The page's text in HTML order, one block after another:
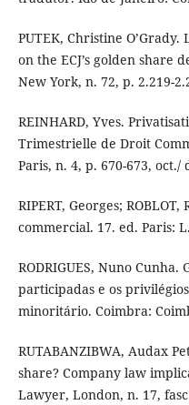
PUTEK, Christine
on the ECJ’s golden share
New York, n. 72, p. 2.219-
REINHARD, Yves.
Trimestrielle de Droit
Paris, n. 4, p. 670-673, oct./
RIPERT, Georges;
commercial. 17. ed. Paris:
RODRIGUES, Nuno Cunha.
participadas e os
minoritário. Coimbra:
RUTABANZIBWA, Audax
share? Company law
Lawyer, London, n. 17,